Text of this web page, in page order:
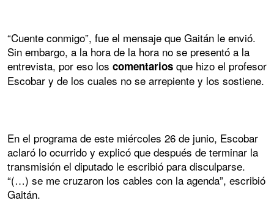
“Cuente conmigo”, fue el mensaje que Gaitán le envió.
Sin embargo, a la hora de la hora no se presentó a la
entrevista, por eso los comentarios que hizo el profesor
Escobar y de los cuales no se arrepiente y los sostiene.
En el programa de este miércoles 26 de junio, Escobar
aclaró lo ocurrido y explicó que después de terminar la
transmisión el diputado le escribió para disculparse.
“(…) se me cruzaron los cables con la agenda”, escribió
Gaitán.